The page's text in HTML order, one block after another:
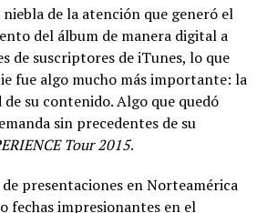
niebla de la atención que generó el
del álbum de manera digital a
de suscriptores de iTunes, lo que
fue algo mucho más importante: la
su contenido. Algo que quedó
sin precedentes de su
Tour 2015.
de presentaciones en Norteamérica
fechas impresionantes en el